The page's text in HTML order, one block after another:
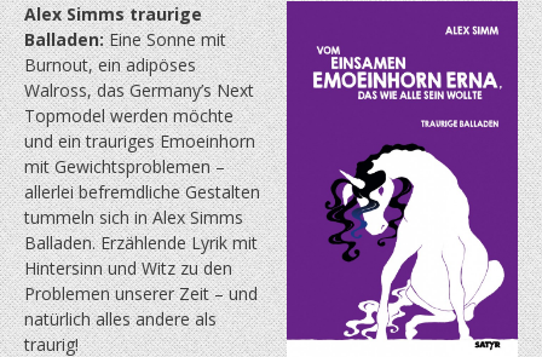
Alex Simms traurige
Balladen:Eine Sonne mit
Burnout, ein adipöses
Walross, das Germany’s Next
Topmodel werden möchte
und ein trauriges Emoeinhorn
mit Gewichtsproblemen –
allerlei befremdliche Gestalten
tummeln sich in Alex Simms
Balladen. Erzählende Lyrik mit
Hintersinn und Witz zu den
Problemen unserer Zeit – und
natürlich alles andere als
traurig!